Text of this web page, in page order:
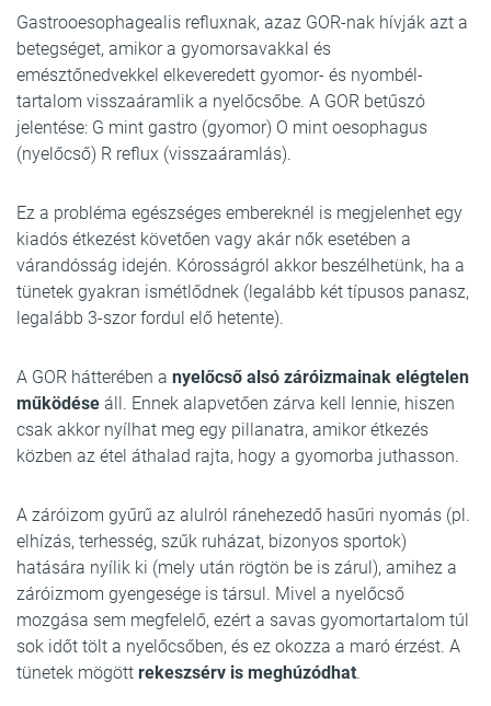
Gastrooesophagealis refluxnak, azaz GOR-nak hívják azt a
betegséget, amikor a gyomorsavakkal és
emésztőnedvekkel elkeveredett gyomor- és nyombél-
tartalom visszaáramlik a nyelőcsőbe. A GOR betűszó
jelentése: G mint gastro (gyomor) O mint oesophagus
(nyelőcső) R reflux (visszaáramlás).
Ez a probléma egészséges embereknél is megjelenhet egy
kiadós étkezést követően vagy akár nők esetében a
várandósság idején. Kórosságról akkor beszélhetünk, ha a
tünetek gyakran ismétlődnek (legalább két típusos panasz,
legalább 3-szor fordul elő hetente).
A GOR hátterében a nyelőcső alsó záróizmainak elégtelen
működése áll. Ennek alapvetően zárva kell lennie, hiszen
csak akkor nyílhat meg egy pillanatra, amikor étkezés
közben az étel áthalad rajta, hogy a gyomorba juthasson.
A záróizom gyűrű az alulról ránehezedő hasűri nyomás (pl.
elhízás, terhesség, szűk ruházat, bizonyos sportok)
hatására nyílik ki (mely után rögtön be is zárul), amihez a
záróizmom gyengesége is társul. Mivel a nyelőcső
mozgása sem megfelelő, ezért a savas gyomortartalom túl
sok időt tölt a nyelőcsőben, és ez okozza a maró érzést. A
tünetek mögött rekeszsérv is meghúzódhat.